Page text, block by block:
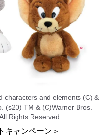
characters and elements (C) &
(s20) TM & (C)Warner Bros.
Rights Reserved
キャンペーン＞